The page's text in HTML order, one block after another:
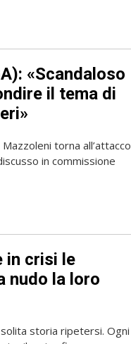
«Scandaloso
il tema di
torna all’attacco
in commissione
in crisi le
nudo la loro
storia ripetersi. Ogni